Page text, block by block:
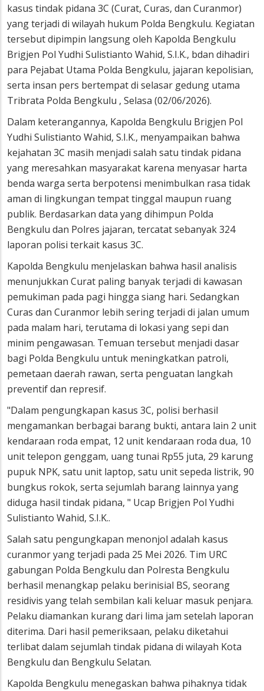
kasus tindak pidana 3C (Curat, Curas, dan Curanmor)
yang terjadi di wilayah hukum Polda Bengkulu. Kegiatan
tersebut dipimpin langsung oleh Kapolda Bengkulu
Brigjen Pol Yudhi Sulistianto Wahid, S.I.K., bdan dihadiri
para Pejabat Utama Polda Bengkulu, jajaran kepolisian,
serta insan pers bertempat di selasar gedung utama
Tribrata Polda Bengkulu , Selasa (02/06/2026).
Dalam keterangannya, Kapolda Bengkulu Brigjen Pol
Yudhi Sulistianto Wahid, S.I.K., menyampaikan bahwa
kejahatan 3C masih menjadi salah satu tindak pidana
yang meresahkan masyarakat karena menyasar harta
benda warga serta berpotensi menimbulkan rasa tidak
aman di lingkungan tempat tinggal maupun ruang
publik. Berdasarkan data yang dihimpun Polda
Bengkulu dan Polres jajaran, tercatat sebanyak 324
laporan polisi terkait kasus 3C.
Kapolda Bengkulu menjelaskan bahwa hasil analisis
menunjukkan Curat paling banyak terjadi di kawasan
pemukiman pada pagi hingga siang hari. Sedangkan
Curas dan Curanmor lebih sering terjadi di jalan umum
pada malam hari, terutama di lokasi yang sepi dan
minim pengawasan. Temuan tersebut menjadi dasar
bagi Polda Bengkulu untuk meningkatkan patroli,
pemetaan daerah rawan, serta penguatan langkah
preventif dan represif.
"Dalam pengungkapan kasus 3C, polisi berhasil
mengamankan berbagai barang bukti, antara lain 2 unit
kendaraan roda empat, 12 unit kendaraan roda dua, 10
unit telepon genggam, uang tunai Rp55 juta, 29 karung
pupuk NPK, satu unit laptop, satu unit sepeda listrik, 90
bungkus rokok, serta sejumlah barang lainnya yang
diduga hasil tindak pidana, " Ucap Brigjen Pol Yudhi
Sulistianto Wahid, S.I.K..
Salah satu pengungkapan menonjol adalah kasus
curanmor yang terjadi pada 25 Mei 2026. Tim URC
gabungan Polda Bengkulu dan Polresta Bengkulu
berhasil menangkap pelaku berinisial BS, seorang
residivis yang telah sembilan kali keluar masuk penjara.
Pelaku diamankan kurang dari lima jam setelah laporan
diterima. Dari hasil pemeriksaan, pelaku diketahui
terlibat dalam sejumlah tindak pidana di wilayah Kota
Bengkulu dan Bengkulu Selatan.
Kapolda Bengkulu menegaskan bahwa pihaknya tidak